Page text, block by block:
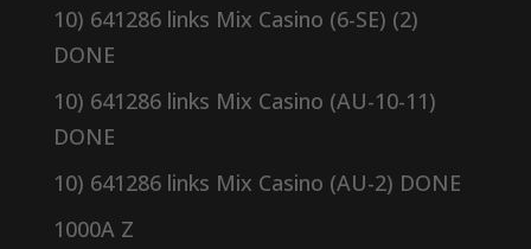
10) 641286 links Mix Casino (6-SE) (2)
DONE
10) 641286 links Mix Casino (AU-10-11)
DONE
10) 641286 links Mix Casino (AU-2) DONE
1000A Z